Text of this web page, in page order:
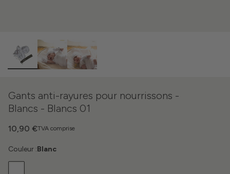
Gants anti-rayures pour nourrissons -
Blancs - Blancs 01
TVA comprise
10,90 €
Couleur :Blanc